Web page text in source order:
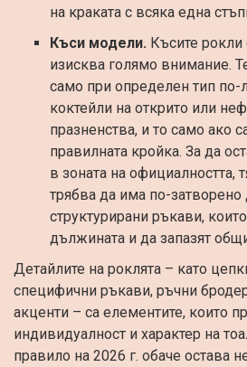
на краката с всяка една
Къси модели. Късите рокли
изисква голямо внимание.
само при определен тип по-
коктейли на открито или
празненства, и то само ако
правилната кройка. За да
в зоната на официалността,
трябва да има по-затворено
структурирани ръкави,
дължината и да запазят
Детайлите на роклята – като
специфични ръкави, ръчни
акценти – са елементите, които
индивидуалност и характер на
правило на 2026 г. обаче остава